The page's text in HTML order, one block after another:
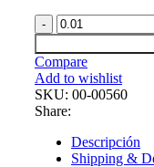
ACEITE
DE
SOYA
COAMO
(900GR)
cantidad
Compare
Add to wishlist
SKU: 00-00560
Share:
Descripción
Shipping &